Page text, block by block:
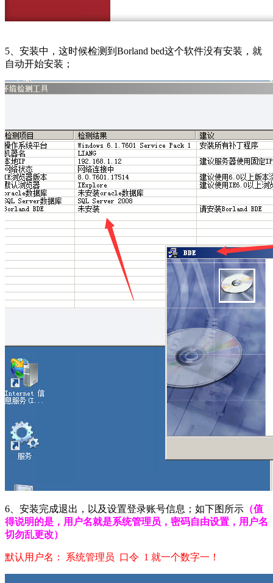
5、安装中，这时候检测到Borland bed这个软件没有安装，就
自动开始安装；
6、安装完成退出，以及设置登录账号信息；如下图所示 （值
得说明的是，用户名就是系统管理员，密码自由设置，用户名
切勿乱更改）
默认用户名： 系统管理员 口令 1 就一个数字一！